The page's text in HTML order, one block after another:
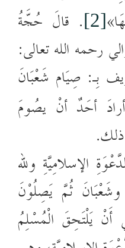
[2]
. قالَ حُجَّةُ
رحمه الله تعالى:
بِـ: صِيَام شَعْبَانَ
أحَدٌ أنْ يصُومَ
الإسلامِيَّةِ ولله
ثُمَّ يَصِلُوْنَ
أَنْ يَلْتَحِقَ الْمُسْلِمُ